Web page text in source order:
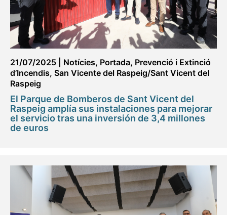
21/07/2025 Notícies, Portada, Prevenció i Extinció
d’Incendis, San Vicente del Raspeig/Sant Vicent del
Raspeig
El Parque de Bomberos de Sant Vicent del
Raspeig amplía sus instalaciones para mejorar
el servicio tras una inversión de 3,4 millones
de euros